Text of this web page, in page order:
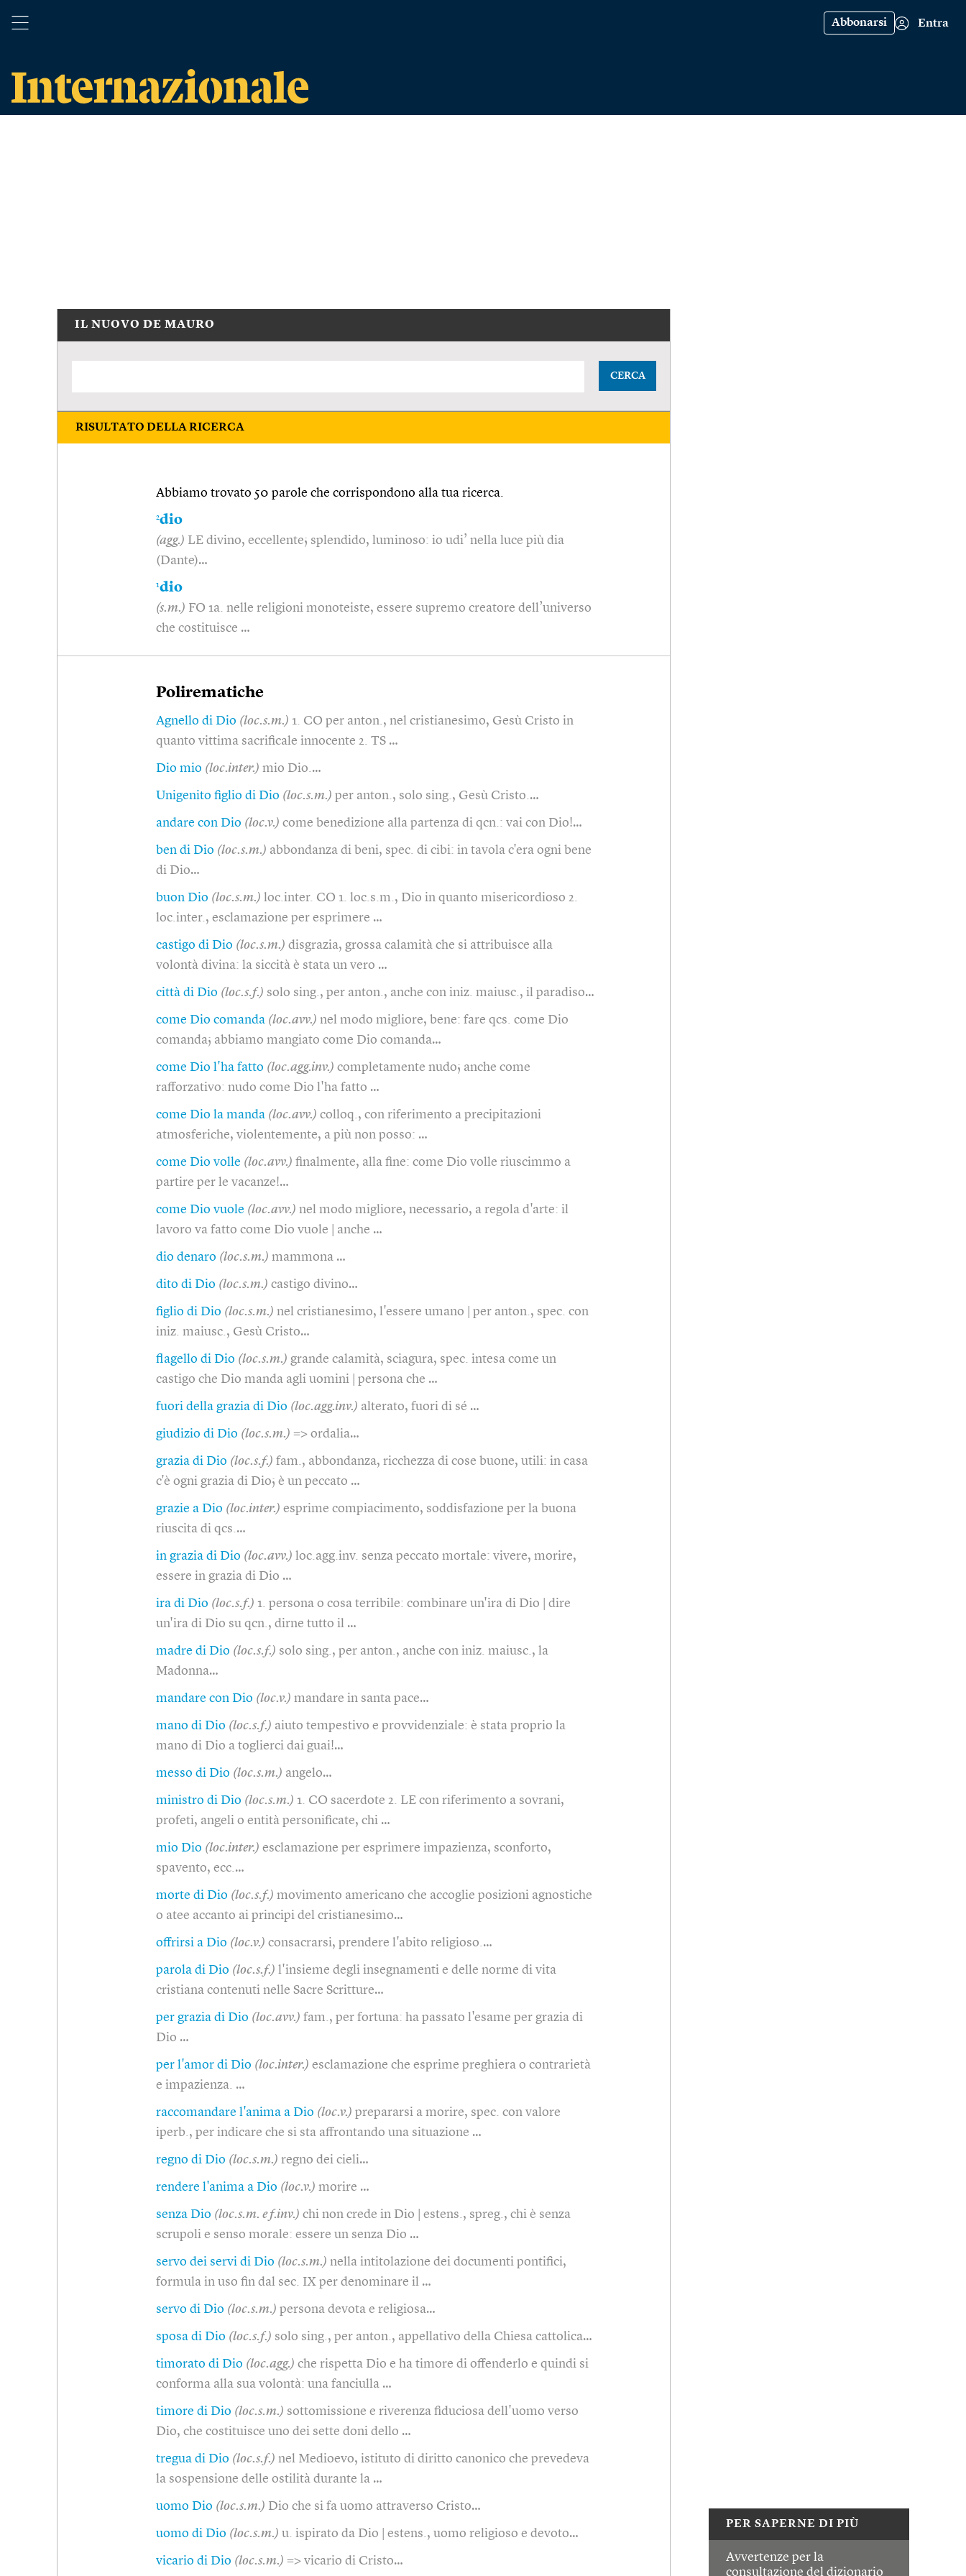
Abbonarsi Entra
PER SAPERNE DI PIÙ
Avvertenze per la
consultazione del dizionario
IL NUOVO DE MAURO
CERCA
RISULTATO DELLA RICERCA
Abbiamo trovato 50 parole che corrispondono alla tua ricerca.
2dio
(agg.) LE divino, eccellente; splendido, luminoso: io udi’ nella luce più dia
(Dante)…
1dio
(s.m.) FO 1a. nelle religioni monoteiste, essere supremo creatore dell’universo
che costituisce …
Polirematiche
Agnello di Dio (loc.s.m.) 1. CO per anton., nel cristianesimo, Gesù Cristo in
quanto vittima sacrificale innocente 2. TS …
Dio mio (loc.inter.) mio Dio.…
Unigenito figlio di Dio (loc.s.m.) per anton., solo sing., Gesù Cristo.…
andare con Dio (loc.v.) come benedizione alla partenza di qcn.: vai con Dio!…
ben di Dio (loc.s.m.) abbondanza di beni, spec. di cibi: in tavola c'era ogni bene
di Dio…
buon Dio (loc.s.m.) loc.inter. CO 1. loc.s.m., Dio in quanto misericordioso 2.
loc.inter., esclamazione per esprimere …
castigo di Dio (loc.s.m.) disgrazia, grossa calamità che si attribuisce alla
volontà divina: la siccità è stata un vero …
città di Dio (loc.s.f.) solo sing., per anton., anche con iniz. maiusc., il paradiso…
come Dio comanda (loc.avv.) nel modo migliore, bene: fare qcs. come Dio
comanda; abbiamo mangiato come Dio comanda…
come Dio l'ha fatto (loc.agg.inv.) completamente nudo; anche come
rafforzativo: nudo come Dio l'ha fatto …
come Dio la manda (loc.avv.) colloq., con riferimento a precipitazioni
atmosferiche, violentemente, a più non posso: …
come Dio volle (loc.avv.) finalmente, alla fine: come Dio volle riuscimmo a
partire per le vacanze!…
come Dio vuole (loc.avv.) nel modo migliore, necessario, a regola d'arte: il
lavoro va fatto come Dio vuole | anche …
dio denaro (loc.s.m.) mammona …
dito di Dio (loc.s.m.) castigo divino…
figlio di Dio (loc.s.m.) nel cristianesimo, l'essere umano | per anton., spec. con
iniz. maiusc., Gesù Cristo…
flagello di Dio (loc.s.m.) grande calamità, sciagura, spec. intesa come un
castigo che Dio manda agli uomini | persona che …
fuori della grazia di Dio (loc.agg.inv.) alterato, fuori di sé …
giudizio di Dio (loc.s.m.) => ordalia…
grazia di Dio (loc.s.f.) fam., abbondanza, ricchezza di cose buone, utili: in casa
c'è ogni grazia di Dio; è un peccato …
grazie a Dio (loc.inter.) esprime compiacimento, soddisfazione per la buona
riuscita di qcs.…
in grazia di Dio (loc.avv.) loc.agg.inv. senza peccato mortale: vivere, morire,
essere in grazia di Dio …
ira di Dio (loc.s.f.) 1. persona o cosa terribile: combinare un'ira di Dio | dire
un'ira di Dio su qcn., dirne tutto il …
madre di Dio (loc.s.f.) solo sing., per anton., anche con iniz. maiusc., la
Madonna…
mandare con Dio (loc.v.) mandare in santa pace…
mano di Dio (loc.s.f.) aiuto tempestivo e provvidenziale: è stata proprio la
mano di Dio a toglierci dai guai!…
messo di Dio (loc.s.m.) angelo…
ministro di Dio (loc.s.m.) 1. CO sacerdote 2. LE con riferimento a sovrani,
profeti, angeli o entità personificate, chi …
mio Dio (loc.inter.) esclamazione per esprimere impazienza, sconforto,
spavento, ecc.…
morte di Dio (loc.s.f.) movimento americano che accoglie posizioni agnostiche
o atee accanto ai principi del cristianesimo…
offrirsi a Dio (loc.v.) consacrarsi, prendere l'abito religioso.…
parola di Dio (loc.s.f.) l'insieme degli insegnamenti e delle norme di vita
cristiana contenuti nelle Sacre Scritture…
per grazia di Dio (loc.avv.) fam., per fortuna: ha passato l'esame per grazia di
Dio …
per l'amor di Dio (loc.inter.) esclamazione che esprime preghiera o contrarietà
e impazienza. …
raccomandare l'anima a Dio (loc.v.) prepararsi a morire, spec. con valore
iperb., per indicare che si sta affrontando una situazione …
regno di Dio (loc.s.m.) regno dei cieli…
rendere l'anima a Dio (loc.v.) morire …
senza Dio (loc.s.m. e f.inv.) chi non crede in Dio | estens., spreg., chi è senza
scrupoli e senso morale: essere un senza Dio …
servo dei servi di Dio (loc.s.m.) nella intitolazione dei documenti pontifici,
formula in uso fin dal sec. IX per denominare il …
servo di Dio (loc.s.m.) persona devota e religiosa…
sposa di Dio (loc.s.f.) solo sing., per anton., appellativo della Chiesa cattolica…
timorato di Dio (loc.agg.) che rispetta Dio e ha timore di offenderlo e quindi si
conforma alla sua volontà: una fanciulla …
timore di Dio (loc.s.m.) sottomissione e riverenza fiduciosa dell'uomo verso
Dio, che costituisce uno dei sette doni dello …
tregua di Dio (loc.s.f.) nel Medioevo, istituto di diritto canonico che prevedeva
la sospensione delle ostilità durante la …
uomo Dio (loc.s.m.) Dio che si fa uomo attraverso Cristo…
uomo di Dio (loc.s.m.) u. ispirato da Dio | estens., uomo religioso e devoto…
vicario di Dio (loc.s.m.) => vicario di Cristo…